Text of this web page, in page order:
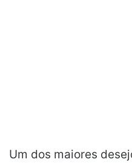
Um dos maiores